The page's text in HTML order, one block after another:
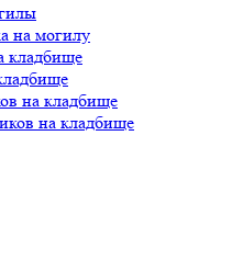
на могилу
кладбище
на кладбище
на кладбище